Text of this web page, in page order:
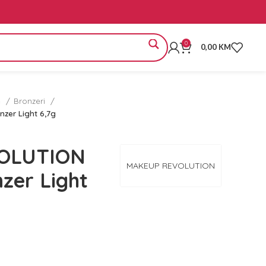
0 0,00 KM
Bronzeri
Light 6,7g
MAKEUP REVOLUTION
Light